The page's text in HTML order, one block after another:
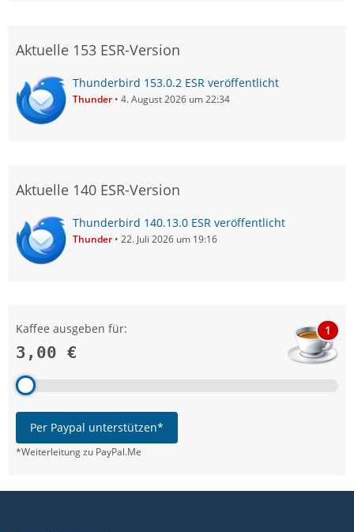
Aktuelle 153 ESR-Version
Thunderbird 153.0.2 ESR veröffentlicht
Thunder 4. August 2026 um 22:34
Aktuelle 140 ESR-Version
Thunderbird 140.13.0 ESR veröffentlicht
Thunder 22. Juli 2026 um 19:16
Kaffee ausgeben für:
3,00 €
1
Per Paypal unterstützen*
*Weiterleitung zu PayPal.Me